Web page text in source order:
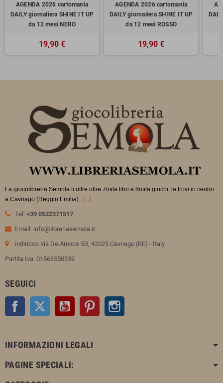
AGENDA 2026 cartomania
DAILY giornaliera SHINE IT UP
da 12 mesi NERO
19,90 €
AGENDA 2026 cartomania
DAILY giornaliera SHINE IT UP
da 12 mesi ROSSO
19,90 €
La giocolibreria Semola ti offre oltre 7mila libri e 8mila giochi, la trovi in centro
a Cavriago (Reggio Emilia).. [...]
Tel: +39 0522371517
Email: info@libreriasemola.it
indirizzo: via De Amicis 5D, 42025 Cavriago (RE) - Italy
Partita Iva: 01566550339
SEGUICI
Facebook Twitter YouTube Pinterest
INFORMAZIONI LEGALI
PAGINE SPECIALI: